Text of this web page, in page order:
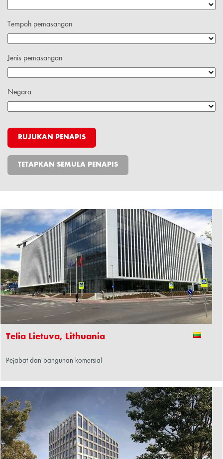
Tempoh pemasangan
Jenis pemasangan
Negara
TETAPKAN SEMULA PENAPIS
Telia Lietuva, Lithuania
Pejabat dan bangunan komersial